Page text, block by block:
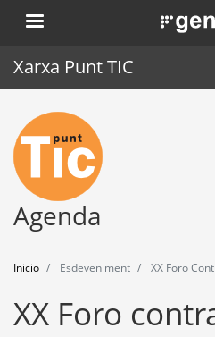
al
. Obre
Xarxa Punt TIC
Inicio
Punt TIC
Actualidad
Herramientas
Agenda
Inicio Esdeveniment XX Foro
XX Foro